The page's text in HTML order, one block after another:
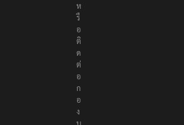
ห
รื
อ
ติ
ด
ต่
อ
ก
อ
ง